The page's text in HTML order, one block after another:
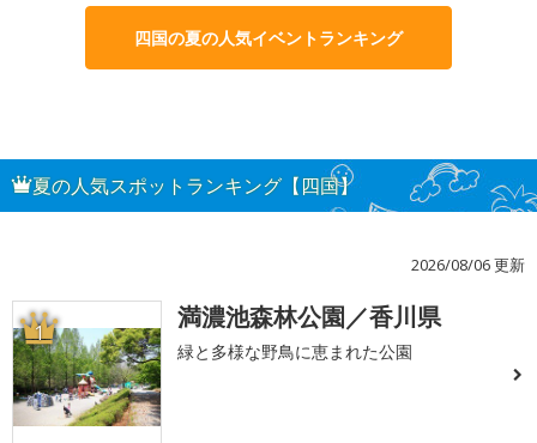
四国の夏の人気イベントランキング
夏の人気スポットランキング【四国】
2026/08/06 更新
1 満濃池森林公園／香川県
緑と多様な野鳥に恵まれた公園